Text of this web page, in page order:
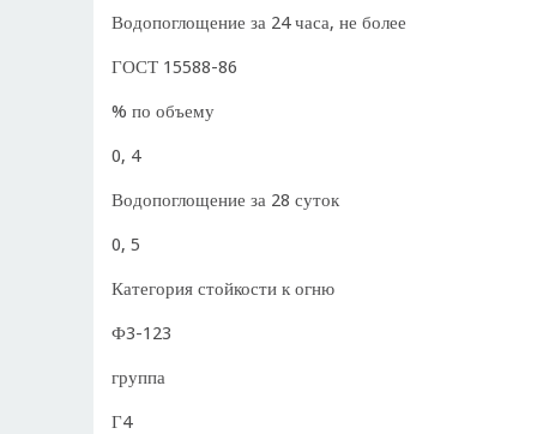
Водопоглощение за 24 часа, не более
ГОСТ 15588-86
% по объему
0, 4
Водопоглощение за 28 суток
0, 5
Категория стойкости к огню
Ф3-123
группа
Г4